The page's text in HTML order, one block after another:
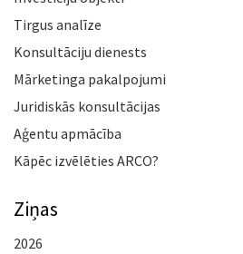
Tirgus analīze
Konsultāciju dienests
Mārketinga pakalpojumi
Juridiskās konsultācijas
Aģentu apmācība
Kāpēc izvēlēties ARCO?
Ziņas
2026